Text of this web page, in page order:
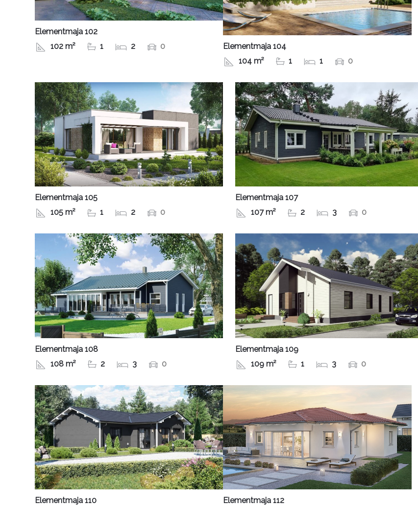
Elementmaja 102
102 m²
1 2 0
Elementmaja 104
104 m²
1 1 0
Elementmaja 105
105 m²
1 2 0
Elementmaja 107
107 m²
2 3 0
Elementmaja 108
108 m²
2 3 0
Elementmaja 109
109 m²
1 3 0
Elementmaja 110
Elementmaja 112